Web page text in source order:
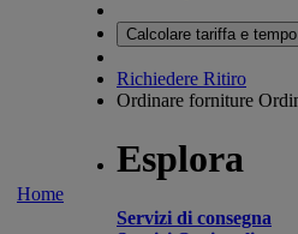
Home
Calcolare tariffa e
Richiedere Ritiro
Ordinare forniture
Esplora
Servizi di consegna